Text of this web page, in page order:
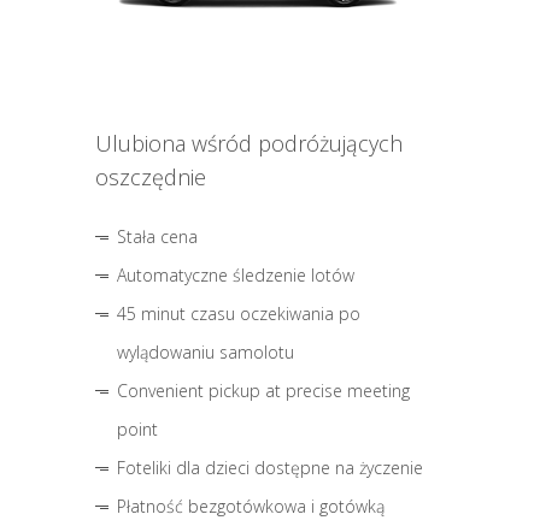
Ulubiona wśród podróżujących
oszczędnie
Stała cena
Automatyczne śledzenie lotów
45 minut czasu oczekiwania po
wylądowaniu samolotu
Convenient pickup at precise meeting
point
Foteliki dla dzieci dostępne na życzenie
Płatność bezgotówkowa i gotówką